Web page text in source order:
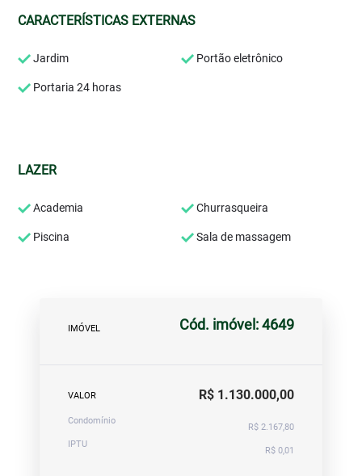
CARACTERÍSTICAS EXTERNAS
Jardim Portão eletrônico
Portaria 24 horas
LAZER
Academia Churrasqueira
Piscina Sala de massagem
IMÓVEL Cód. imóvel: 4649
VALOR R$ 1.130.000,00
Condomínio
R$ 2.167,80
IPTU
R$ 0,01